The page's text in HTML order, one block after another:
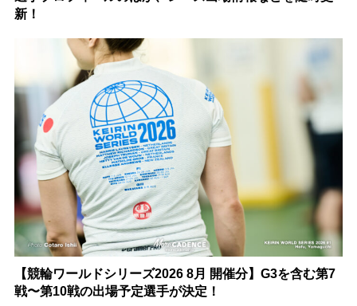
新！
【競輪ワールドシリーズ2026 8月 開催分】G3を含む第7
戦〜第10戦の出場予定選手が決定！